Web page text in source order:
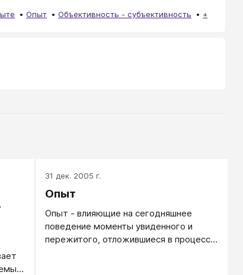
Опыт Объективность - субъективность +
31 дек. 2005 г.
Опыт
Опыт - влияющие на сегодняшнее
поведение моменты увиденного и
пережитого, отложившиеся в процессе